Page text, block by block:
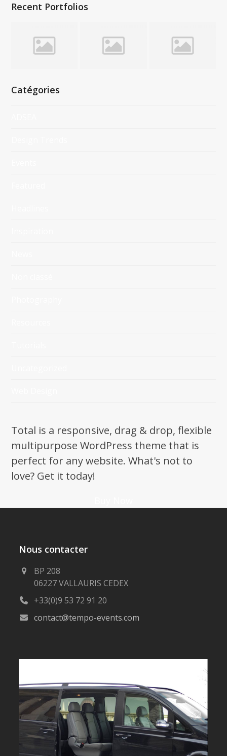
Recent Portfolios
Catégories
Total is a responsive, drag & drop, flexible
multipurpose WordPress theme that is
perfect for any website. What's not to
love? Get it today!
Nous contacter
BP 208
06227 VALLAURIS CEDEX
+33(0)9 53 72 91 20
contact@tempo-events.com